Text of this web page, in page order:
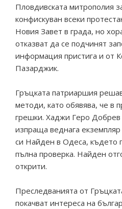
Пловдивската митрополия
конфискуван всеки
Новия Завет в града, но
отказват да се подчинят
информация пристига и от
Пазарджик.
Гръцката патриаршия
методи, като обявява, че в
грешки. Хаджи Геро
изпраща веднага
си Найден в Одеса, където
пълна проверка. Найден
открити.
Преследванията от
покачват интереса на